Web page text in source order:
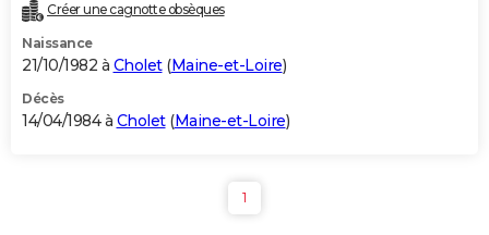
Créer une cagnotte obsèques
Naissance
21/10/1982 à Cholet(Maine-et-Loire)
Décès
14/04/1984 à Cholet(Maine-et-Loire)
1